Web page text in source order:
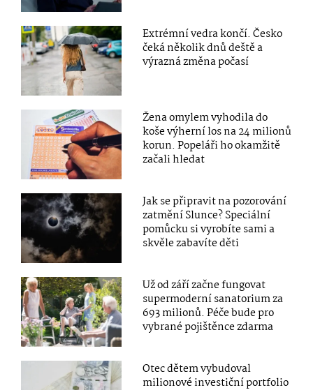
Extrémní vedra končí. Česko
čeká několik dnů deště a
výrazná změna počasí
Žena omylem vyhodila do
koše výherní los na 24 milionů
korun. Popeláři ho okamžitě
začali hledat
Jak se připravit na pozorování
zatmění Slunce? Speciální
pomůcku si vyrobíte sami a
skvěle zabavíte děti
Už od září začne fungovat
supermoderní sanatorium za
693 milionů. Péče bude pro
vybrané pojištěnce zdarma
Otec dětem vybudoval
milionové investiční portfolio